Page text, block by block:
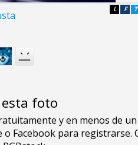
T
F
L
foto